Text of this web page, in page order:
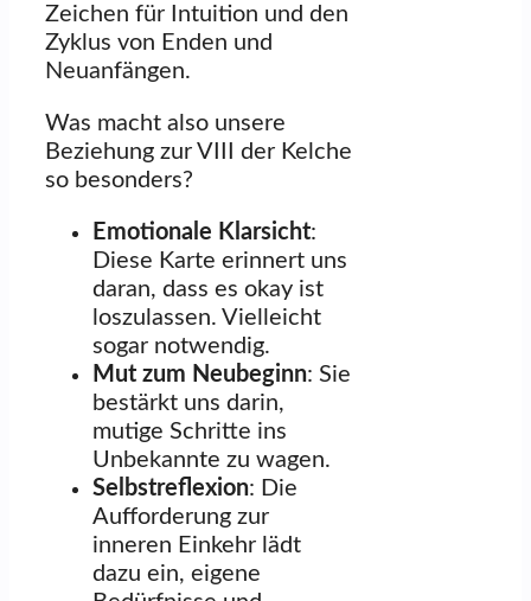
Zeichen für Intuition und den
Zyklus von Enden und
Neuanfängen.
Was macht also unsere
Beziehung zur VIII der Kelche
so besonders?
Emotionale Klarsicht:
Diese Karte erinnert uns
daran, dass es okay ist
loszulassen. Vielleicht
sogar notwendig.
Mut zum Neubeginn: Sie
bestärkt uns darin,
mutige Schritte ins
Unbekannte zu wagen.
Selbstreflexion: Die
Aufforderung zur
inneren Einkehr lädt
dazu ein, eigene